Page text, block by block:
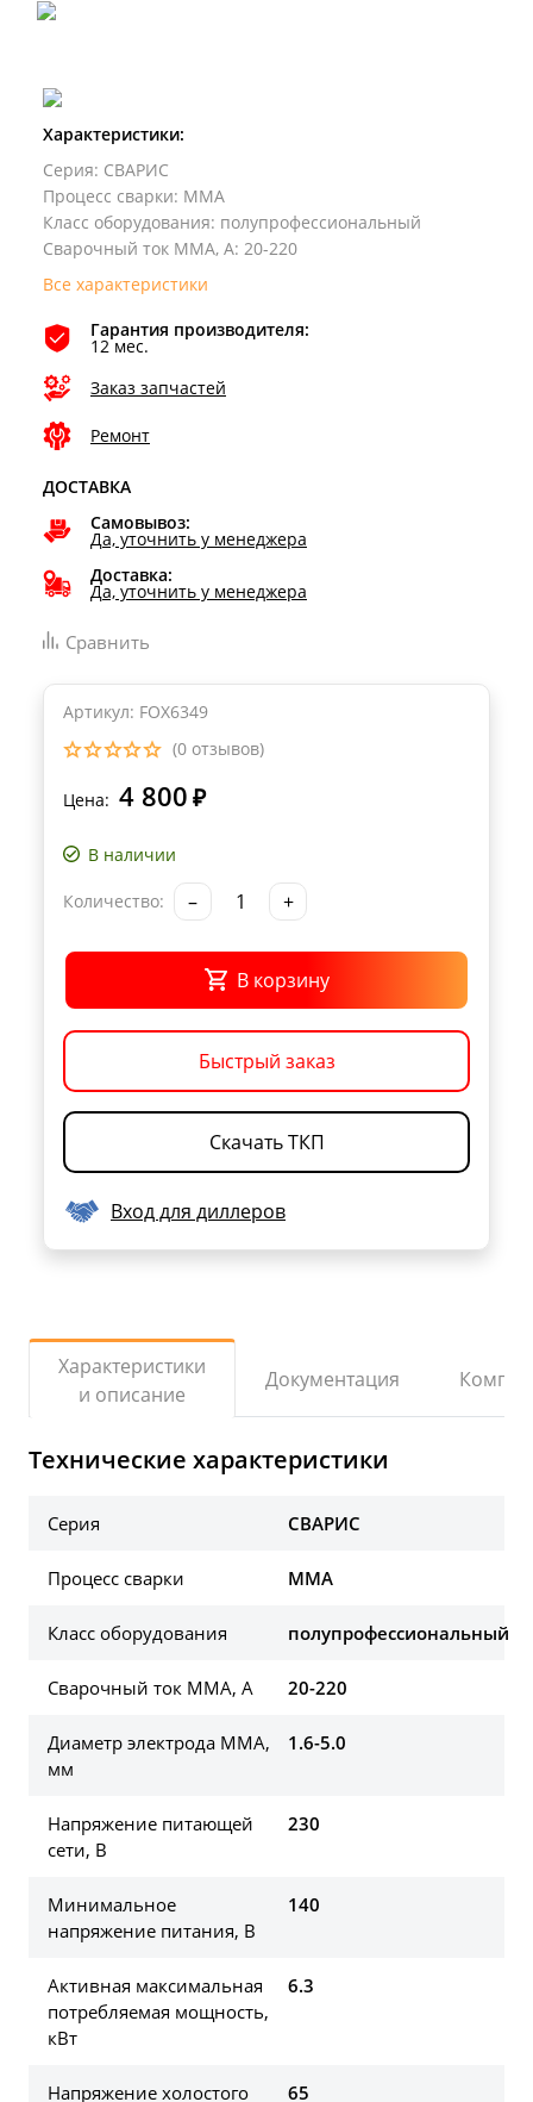
Характеристики:
Серия: СВАРИС
Процесс сварки: MMA
Класс оборудования: полупрофессиональный
Сварочный ток MMA, А: 20-220
Все характеристики
Гарантия производителя:
12 мес.
Заказ запчастей
Ремонт
ДОСТАВКА
Самовывоз:
Да, уточнить у менеджера
Доставка:
Да, уточнить у менеджера
Сравнить
Артикул: FOX6349
(0 отзывов)
Цена: 4 800 ₽
В наличии
Количество: – +
В корзину
Быстрый заказ
Скачать ТКП
Вход для диллеров
Характеристики
и описание
Документация
Технические характеристики
Серия СВАРИС
Процесс сварки MMA
Класс оборудования полупрофессиональный
Сварочный ток MMA, А 20-220
Диаметр электрода MMA,
мм
1.6-5.0
Напряжение питающей
сети, В
230
Минимальное
напряжение питания, В
140
Активная максимальная
потребляемая мощность,
кВт
6.3
Напряжение холостого 65